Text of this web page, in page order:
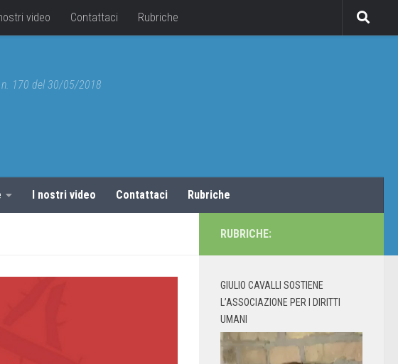
video Contattaci Rubriche
n. 170 del 30/05/2018
I nostri video Contattaci Rubriche
RUBRICHE:
GIULIO CAVALLI SOSTIENE
L’ASSOCIAZIONE PER I DIRITTI
UMANI
Video
Player